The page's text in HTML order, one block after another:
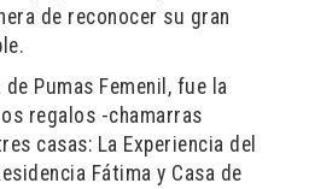
de reconocer su gran
Pumas Femenil, fue la
regalos -chamarras
casas: La Experiencia del
Fátima y Casa de